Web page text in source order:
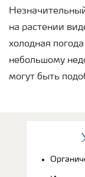
на растении
холодная
небольшому
могут быть